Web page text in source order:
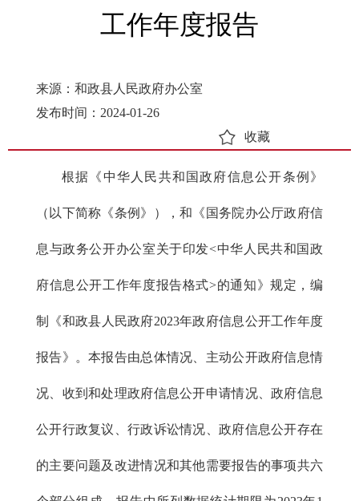
工作年度报告
来源：和政县人民政府办公室
发布时间：2024-01-26
收藏
根据《中华人民共和国政府信息公开条例》
（以下简称《条例》），和《国务院办公厅政府信
息与政务公开办公室关于印发<中华人民共和国政
府信息公开工作年度报告格式>的通知》规定，编
制《和政县人民政府2023年政府信息公开工作年度
报告》。本报告由总体情况、主动公开政府信息情
况、收到和处理政府信息公开申请情况、政府信息
公开行政复议、行政诉讼情况、政府信息公开存在
的主要问题及改进情况和其他需要报告的事项共六